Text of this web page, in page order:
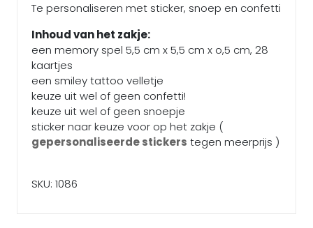
Te personaliseren met sticker, snoep en confetti
Inhoud van het zakje:
een memory spel 5,5 cm x 5,5 cm x o,5 cm, 28
kaartjes
een smiley tattoo velletje
keuze uit wel of geen confetti!
keuze uit wel of geen snoepje
sticker naar keuze voor op het zakje (
gepersonaliseerde stickers tegen meerprijs )
SKU: 1086